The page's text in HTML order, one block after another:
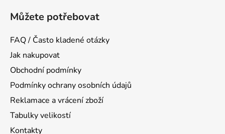
Můžete potřebovat
FAQ / Často kladené otázky
Jak nakupovat
Obchodní podmínky
Podmínky ochrany osobních údajů
Reklamace a vrácení zboží
Tabulky velikostí
Kontakty